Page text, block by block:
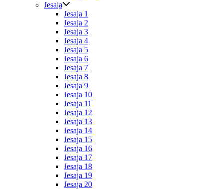
Jesaja
Jesaja 1
Jesaja 2
Jesaja 3
Jesaja 4
Jesaja 5
Jesaja 6
Jesaja 7
Jesaja 8
Jesaja 9
Jesaja 10
Jesaja 11
Jesaja 12
Jesaja 13
Jesaja 14
Jesaja 15
Jesaja 16
Jesaja 17
Jesaja 18
Jesaja 19
Jesaja 20